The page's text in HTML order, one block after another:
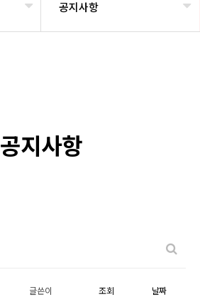
공지사항
공지사항
글쓴이 조회 날짜